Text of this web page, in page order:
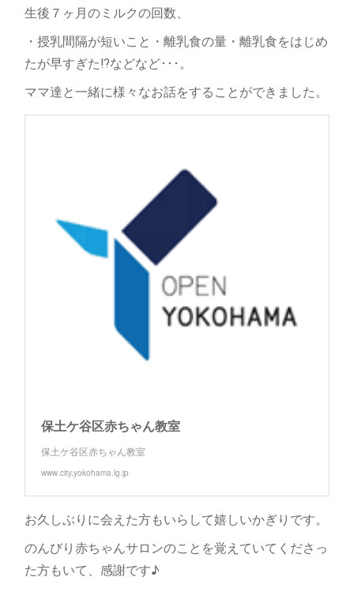
生後７ヶ月のミルクの回数、
・授乳間隔が短いこと・離乳食の量・離乳食をはじめ
たが早すぎた⁉などなど･･･。
ママ達と一緒に様々なお話をすることができました。
保土ケ谷区赤ちゃん教室
保土ケ谷区赤ちゃん教室
www.city.yokohama.lg.jp
お久しぶりに会えた方もいらして嬉しいかぎりです。
のんびり赤ちゃんサロンのことを覚えていてくださっ
た方もいて、感謝です♪